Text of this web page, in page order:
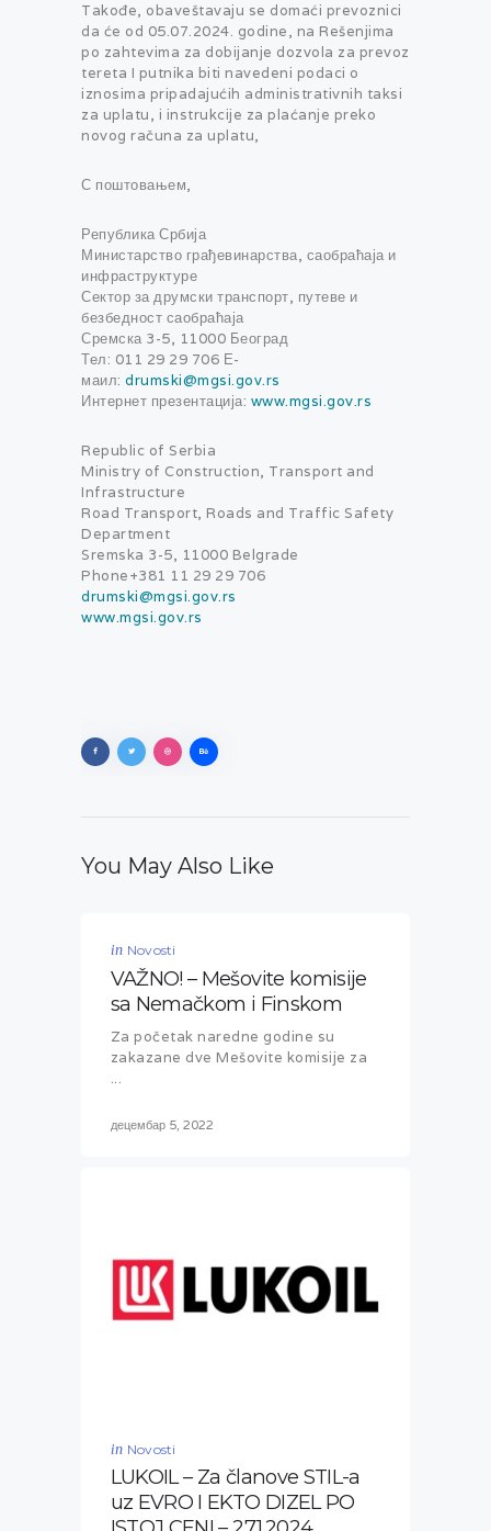
Takođe, obaveštavaju se domaći prevoznici
da će od 05.07.2024. godine, na Rešenjima
po zahtevima za dobijanje dozvola za prevoz
tereta I putnika biti navedeni podaci o
iznosima pripadajućih administrativnih taksi
za uplatu, i instrukcije za plaćanje preko
novog računa za uplatu,
С поштовањем,
Република Србија
Министарство грађевинарства, саобраћаја и
инфраструктуре
Сектор за друмски транспорт, путеве и
безбедност саобраћаја
Сремска 3-5, 11000 Београд
Тел: 011 29 29 706 Е-
маил: drumski@mgsi.gov.rs
Интернет презентација: www.mgsi.gov.rs
Republic of Serbia
Ministry of Construction, Transport and
Infrastructure
Road Transport, Roads and Traffic Safety
Department
Sremska 3-5, 11000 Belgrade
Phone+381 11 29 29 706
drumski@mgsi.gov.rs
www.mgsi.gov.rs
You May Also Like
in Novosti
VAŽNO! – Mešovite komisije
sa Nemačkom i Finskom
Za početak naredne godine su
zakazane dve Mešovite komisije za
...
децембар 5, 2022
in Novosti
LUKOIL – Za članove STIL-a
uz EVRO I EKTO DIZEL PO